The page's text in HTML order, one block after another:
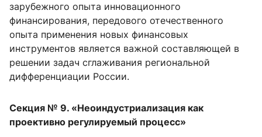
зарубежного опыта инновационного
финансирования, передового отечественного
опыта применения новых финансовых
инструментов является важной составляющей в
решении задач сглаживания региональной
дифференциации России.
Секция № 9. «Неоиндустриализация как
проективно регулируемый процесс»